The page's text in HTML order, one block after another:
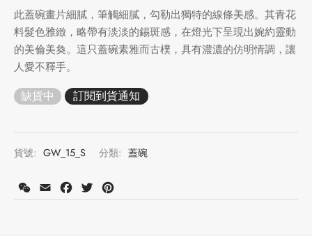
此蓋碗畫片細膩，筆觸細膩，勾勒出獨特的線條美感。其青花
料髮色雅緻，略帶有淡淡的錫斑感，在燈光下呈現出婉約靈動
的美倫美奐。這只蓋碗素雅而古樸，具有濃濃的仿明情調，讓
人愛不釋手。
缺貨中
貨號: GW_15_S 分類: 蓋碗
WeChat
Email Facebook
Twitter